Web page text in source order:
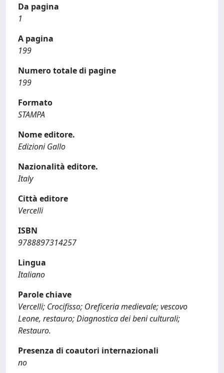
Da pagina
1
A pagina
199
Numero totale di pagine
199
Formato
STAMPA
Nome editore.
Edizioni Gallo
Nazionalità editore.
Italy
Città editore
Vercelli
ISBN
9788897314257
Lingua
Italiano
Parole chiave
Vercelli; Crocifisso; Oreficeria medievale; vescovo
Leone, restauro; Diagnostica dei beni culturali;
Restauro.
Presenza di coautori internazionali
no